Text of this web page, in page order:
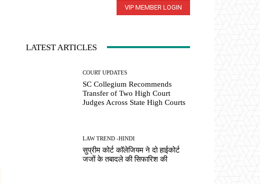
VIP MEMBER LOGIN
LATEST ARTICLES
COURT UPDATES
SC Collegium Recommends
Transfer of Two High Court
Judges Across State High Courts
LAW TREND -HINDI
सुप्रीम कोर्ट कॉलेजियम ने दो हाईकोर्ट
जजों के तबादले की सिफारिश की